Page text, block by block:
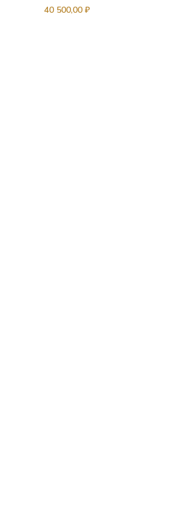
40 500,00₽